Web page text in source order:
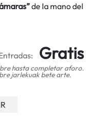
de la mano del
Gratis
hasta completar aforo.
jarlekuak bete arte.